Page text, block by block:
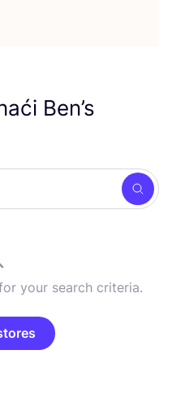
Ben’s
your search criteria.